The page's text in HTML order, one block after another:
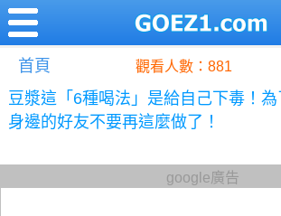
首頁 觀看人數：881
豆漿這「6種喝法」是給自己下毒！
身邊的好友不要再這麼做了！
google廣告